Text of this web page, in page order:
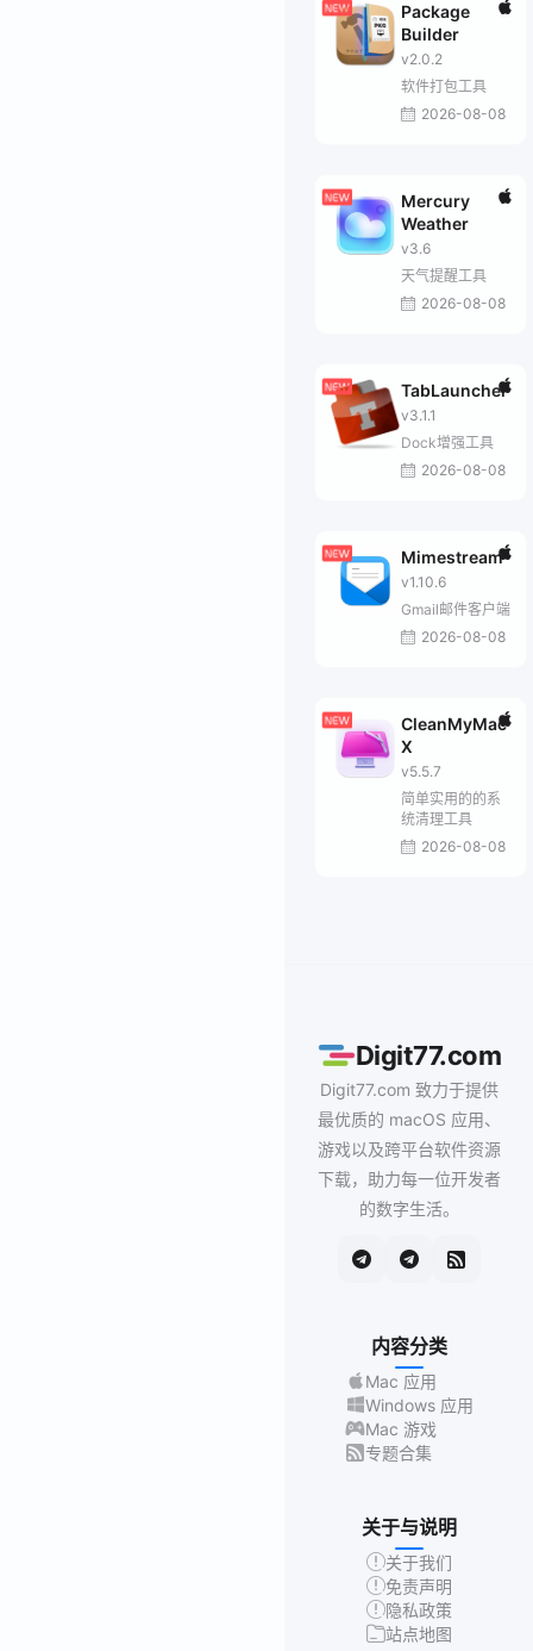
Package
Builder
v2.0.2
软件打包工具
2026-08-08
Mercury
Weather
v3.6
天气提醒工具
2026-08-08
TabLauncher
v3.1.1
Dock增强工具
2026-08-08
Mimestream
v1.10.6
Gmail邮件客户端
2026-08-08
CleanMyMac
X
v5.5.7
简单实用的的系
统清理工具
2026-08-08
Digit77.com
Digit77.com 致力于提供
最优质的 macOS 应用、
游戏以及跨平台软件资源
下载，助力每一位开发者
的数字生活。
内容分类
Mac 应用
Windows 应用
Mac 游戏
专题合集
关于与说明
关于我们
免责声明
隐私政策
站点地图